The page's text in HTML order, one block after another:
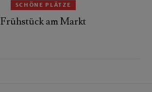
SCHÖNE PLÄTZE
Frühstück am Markt